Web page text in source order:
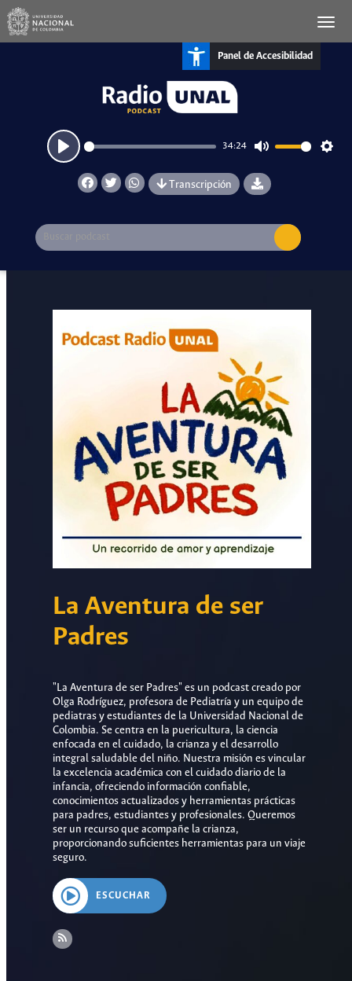
Panel de Accesibilidad
Play
34:24
Transcripción
La Aventura de ser
Padres
"La Aventura de ser Padres" es un podcast creado por
Olga Rodríguez, profesora de Pediatría y un equipo de
pediatras y estudiantes de la Universidad Nacional de
Colombia. Se centra en la puericultura, la ciencia
enfocada en el cuidado, la crianza y el desarrollo
integral saludable del niño. Nuestra misión es vincular
la excelencia académica con el cuidado diario de la
infancia, ofreciendo información confiable,
conocimientos actualizados y herramientas prácticas
para padres, estudiantes y profesionales. Queremos
ser un recurso que acompañe la crianza,
proporcionando suficientes herramientas para un viaje
seguro.
ESCUCHAR